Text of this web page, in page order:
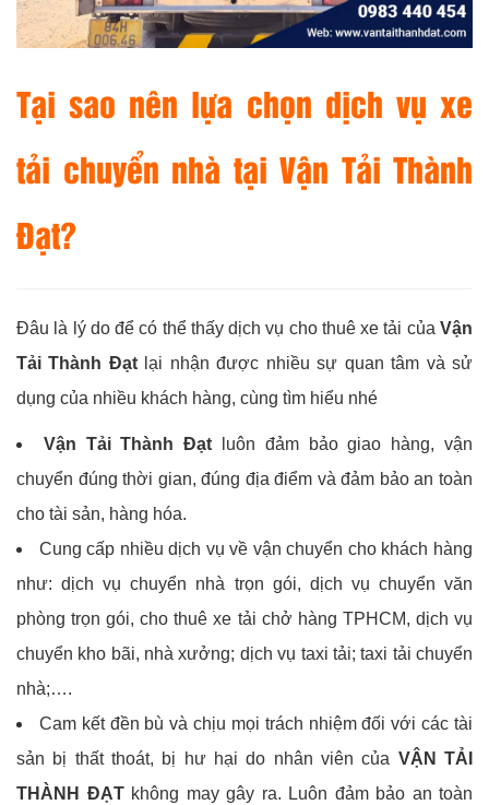
Tại sao nên lựa chọn dịch vụ xe
tải chuyển nhà tại Vận Tải Thành
Đạt?
Đâu là lý do để có thể thấy dịch vụ cho thuê xe tải củaVận
Tải Thành Đạtlại nhận được nhiều sự quan tâm và sử
dụng của nhiều khách hàng, cùng tìm hiểu nhé
Vận Tải Thành Đạt
luôn đảm bảo giao hàng, vận
chuyển đúng thời gian, đúng địa điểm và đảm bảo an toàn
cho tài sản, hàng hóa.
Cung cấp nhiều dịch vụ về vận chuyển cho khách hàng
như: dịch vụ chuyển nhà trọn gói, dịch vụ chuyển văn
phòng trọn gói, cho thuê xe tải chở hàng TPHCM, dịch vụ
chuyển kho bãi, nhà xưởng; dịch vụ taxi tải; taxi tải chuyển
nhà;….
Cam kết đền bù và chịu mọi trách nhiệm đối với các tài
sản bị thất thoát, bị hư hại do nhân viên của VẬN TẢI
THÀNH ĐẠTkhông may gây ra. Luôn đảm bảo an toàn